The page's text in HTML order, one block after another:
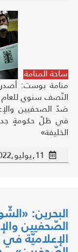
ساحة المنامة
منامة بوست: أصدرت
ضدّ الصحفيين
في ظلّ حكومةٍ
الخليفة»
11,يوليو,2022 |
البحرين:
الصّحفيين
الإعلاميّة في